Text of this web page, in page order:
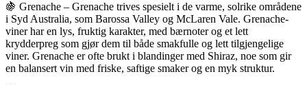
🍇 Grenache – Grenache trives spesielt i de varme, solrike områdene
i Syd Australia, som Barossa Valley og McLaren Vale. Grenache-
viner har en lys, fruktig karakter, med bærnoter og et lett
krydderpreg som gjør dem til både smakfulle og lett tilgjengelige
viner. Grenache er ofte brukt i blandinger med Shiraz, noe som gir
en balansert vin med friske, saftige smaker og en myk struktur.